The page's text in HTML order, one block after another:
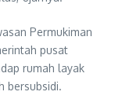
Permukiman
pusat
rumah layak
bersubsidi.